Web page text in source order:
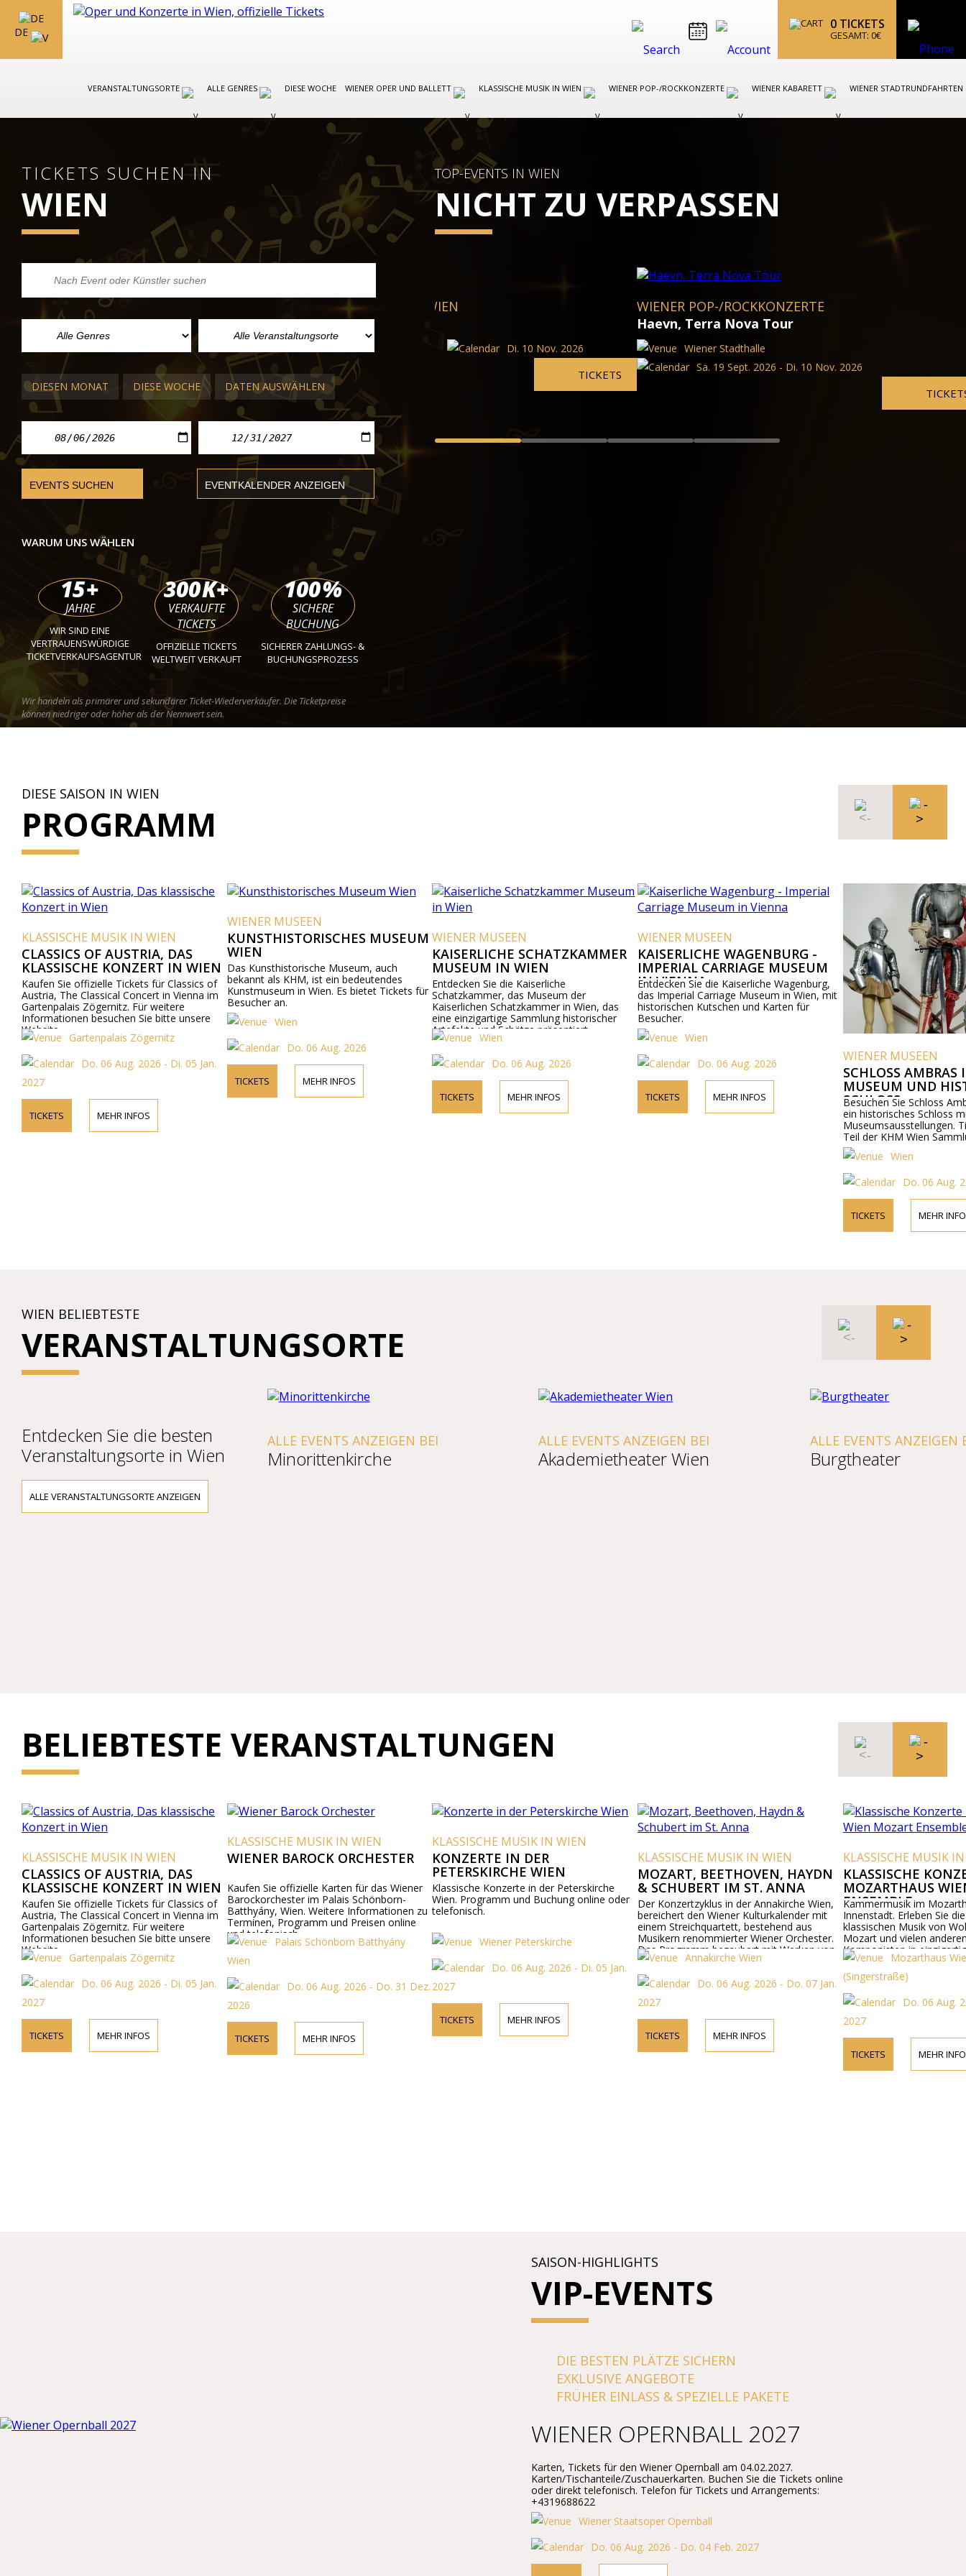
DE
0 TICKETS
GESAMT: 0€
VERANSTALTUNGSORTE ALLE GENRES DIESE WOCHE WIENER OPER UND BALLETT KLASSISCHE MUSIK IN WIEN WIENER POP-/ROCKKONZERTE WIENER KABARETT WIENER STADTRUNDFAHRTEN
TICKETS SUCHEN IN
WIEN
DIESEN MONAT DIESE WOCHE DATEN AUSWÄHLEN
WARUM UNS WÄHLEN
15+
JAHRE
WIR SIND EINE
VERTRAUENSWÜRDIGE
TICKETVERKAUFSAGENTUR
300K+
VERKAUFTE
TICKETS
OFFIZIELLE TICKETS
WELTWEIT VERKAUFT
100%
SICHERE
BUCHUNG
SICHERER ZAHLUNGS- &
BUCHUNGSPROZESS
Wir handeln als primärer und sekundärer Ticket-Wiederverkäufer. Die Ticketpreise
können niedriger oder höher als der Nennwert sein.
TOP-EVENTS IN WIEN
NICHT ZU VERPASSEN
KLASSISCHE MUSIK IN WIEN
The King´s Singers
WIENER POP-/ROCKKONZERTE
Wiener Stadthalle
Sa. 19 Sept. 2026 - Di. 10 Nov. 2026
WIENER THEATER
Martina Schwarzmann
Do. 13 Aug. 2026 - Di. 10
DIESE SAISON IN WIEN
PROGRAMM
MUSIK IN WIEN
OF AUSTRIA, DAS
KONZERT IN WIEN
Tickets für Classics of
Classical Concert in Vienna im
Zögernitz. Für weitere
besuchen Sie bitte unsere
Zögernitz
Do. 06 Aug. 2026 - Di. 05 Jan.
MEHR INFOS
WIENER MUSEEN
KUNSTHISTORISCHES MUSEUM
WIEN
Das Kunsthistorische Museum, auch
bekannt als KHM, ist ein bedeutendes
Kunstmuseum in Wien. Es bietet Tickets für
Besucher an.
Wien
Do. 06 Aug. 2026
MEHR INFOS
WIENER MUSEEN
KAISERLICHE SCHATZKAMMER
MUSEUM IN WIEN
Entdecken Sie die Kaiserliche
Schatzkammer, das Museum der
Kaiserlichen Schatzkammer in Wien, das
eine einzigartige Sammlung historischer
Artefakte und Schätze präsentiert.
Do. 06 Aug. 2026
MEHR INFOS
WIENER MUSEEN
KAISERLICHE WAGENBURG -
IMPERIAL CARRIAGE MUSEUM
Entdecken Sie die Kaiserliche Wagenburg,
das Imperial Carriage Museum in Wien, mit
historischen Kutschen und Karten für
Besucher.
Do. 06 Aug. 2026
MEHR INFOS
WIENER MUSEEN
SCHLOSS AMBRAS INNSBRUCK
MUSEUM UND HISTORISCHES
Besuchen Sie Schloss Ambras in
ein historisches Schloss mit
Museumsausstellungen. Tickets erhältlich;
Teil der KHM Wien Sammlungen.
Do. 06 Aug. 2026
MEHR INFOS
WIEN BELIEBTESTE
VERANSTALTUNGSORTE
Entdecken Sie die besten
Veranstaltungsorte in Wien
ALLE VERANSTALTUNGSORTE ANZEIGEN
ALLE EVENTS ANZEIGEN BEI
Minorittenkirche
ALLE EVENTS ANZEIGEN BEI
Akademietheater Wien
ALLE EVENTS ANZEIGEN BEI
Burgtheater
BELIEBTESTE VERANSTALTUNGEN
MUSIK IN WIEN
OF AUSTRIA, DAS
KONZERT IN WIEN
Sie offizielle Tickets für Classics of
The Classical Concert in Vienna im
Zögernitz. Für weitere
besuchen Sie bitte unsere
Gartenpalais Zögernitz
Do. 06 Aug. 2026 - Di. 05 Jan.
MEHR INFOS
KLASSISCHE MUSIK IN WIEN
WIENER BAROCK ORCHESTER
Kaufen Sie offizielle Karten für das Wiener
Barockorchester im Palais Schönborn-
Batthyány, Wien. Weitere Informationen zu
Terminen, Programm und Preisen online
und telefonisch.
Palais Schönborn Batthyány
Wien
Do. 06 Aug. 2026 - Do. 31 Dez.
MEHR INFOS
KLASSISCHE MUSIK IN WIEN
KONZERTE IN DER
PETERSKIRCHE WIEN
Klassische Konzerte in der Peterskirche
Wien. Programm und Buchung online oder
telefonisch.
Wiener Peterskirche
Do. 06 Aug. 2026 - Di. 05 Jan.
2027
MEHR INFOS
KLASSISCHE MUSIK IN WIEN
MOZART, BEETHOVEN, HAYDN
& SCHUBERT IM ST. ANNA
Der Konzertzyklus in der Annakirche Wien,
bereichert den Wiener Kulturkalender mit
einem Streichquartett, bestehend aus
Musikern renommierter Wiener Orchester.
Das Programm bezaubert mit Werken von
Meistern der Wiener Klassik wie Mozart,
Haydn, Beethoven u.a.
Annakirche Wien
Do. 06 Aug. 2026 - Do. 07 Jan.
MEHR INFOS
KLASSISCHE MUSIK IN WIEN
KLASSISCHE KONZERTE IM
MOZARTHAUS WIEN
ENSEMBLE
Kammermusik im Mozarthaus in der
Innenstadt. Erleben Sie die
klassischen Musik von Wolfgang
Mozart und vielen anderen
Komponisten in einzigartigem
Mozarthaus Wien
(Singerstraße)
Do. 06 Aug. 2026 - So.
MEHR INFOS
SAISON-HIGHLIGHTS
VIP-EVENTS
DIE BESTEN PLÄTZE SICHERN
EXKLUSIVE ANGEBOTE
FRÜHER EINLASS & SPEZIELLE PAKETE
WIENER OPERNBALL 2027
Karten, Tickets für den Wiener Opernball am 04.02.2027.
Karten/Tischanteile/Zuschauerkarten. Buchen Sie die Tickets online
oder direkt telefonisch. Telefon für Tickets und Arrangements:
+4319688622
Wiener Staatsoper Opernball
Do. 06 Aug. 2026 - Do. 04 Feb. 2027